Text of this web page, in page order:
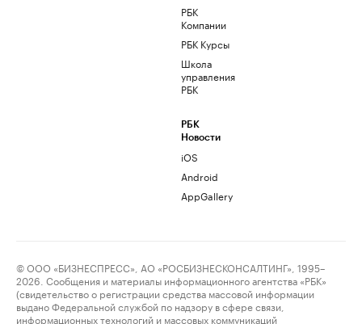
РБК
Компании
РБК Курсы
Школа
управления
РБК
РБК
Новости
iOS
Android
AppGallery
© ООО «БИЗНЕСПРЕСС», АО «РОСБИЗНЕСКОНСАЛТИНГ», 1995–
2026. Сообщения и материалы информационного агентства «РБК»
(свидетельство о регистрации средства массовой информации
выдано Федеральной службой по надзору в сфере связи,
информационных технологий и массовых коммуникаций